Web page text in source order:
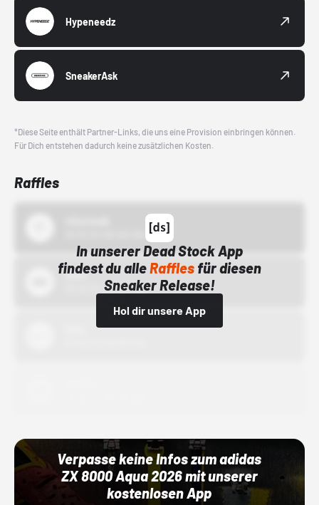
Hypeneedz
SneakerAsk
*Diese Seite enthält Partner-Links, die uns eine Provision einbringen können.
Für Dich entstehen dadurch keine zusätzlichen Kosten.
Raffles
In unserer Dead Stock App
findest du alleRafflesfür diesen
Sneaker Release!
Hol dir unsere App
Bstn
01.10.22 00:00 Uhr
Verpasse keine Infos zum adidas
ZX 8000 Aqua 2026 mit unserer
kostenlosen App